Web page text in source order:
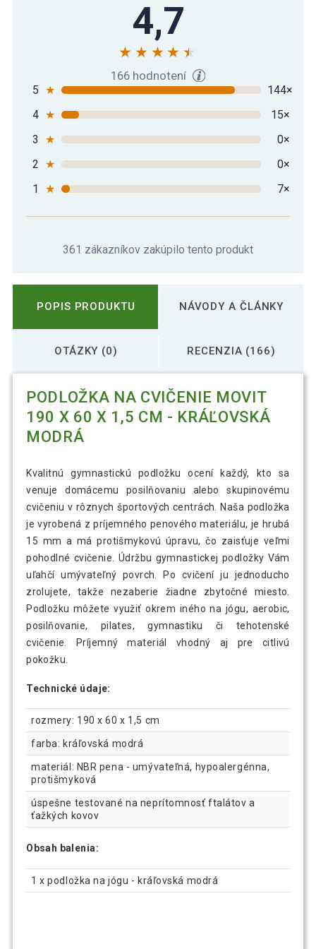
4,7
166 hodnotení
5 ★
144×
4 ★
15×
3
★
0×
2 ★
0×
1
★ 7×
361 zákazníkov zakúpilo tento produkt
POPIS PRODUKTU NÁVODY A ČLÁNKY
OTÁZKY (0) RECENZIA (166)
PODLOŽKA NA CVIČENIE MOVIT
190 X 60 X 1,5 CM - KRÁĽOVSKÁ
MODRÁ
Kvalitnú gymnastickú podložku ocení každý, kto sa
venuje domácemu posilňovaniu alebo skupinovému
cvičeniu v rôznych športových centrách. Naša podložka
je vyrobená z príjemného penového materiálu, je hrubá
15 mm a má protišmykovú úpravu, čo zaisťuje veľmi
pohodlné cvičenie. Údržbu gymnastickej podložky Vám
uľahčí umývateľný povrch. Po cvičení ju jednoducho
zrolujete, takže nezaberie žiadne zbytočné miesto.
Podložku môžete využiť okrem iného na jógu, aerobic,
posilňovanie, pilates, gymnastiku či tehotenské
cvičenie. Príjemný materiál vhodný aj pre citlivú
pokožku.
Technické údaje:
rozmery: 190 x 60 x 1,5 cm
farba: kráľovská modrá
materiál: NBR pena - umývateľná, hypoalergénna,
protišmyková
úspešne testované na neprítomnosť ftalátov a
ťažkých kovov
Obsah balenia:
1 x podložka na jógu - kráľovská modrá